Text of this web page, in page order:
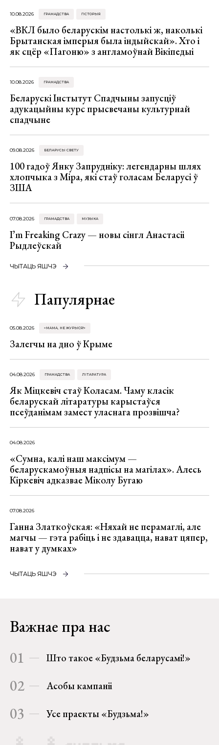
10.08.2026 ГРАМАДСТВА ГІСТОРЫЯ
«ВКЛ было беларускім настолькі ж, наколькі
Брытанская імперыя была індыйскай». Хто і
як сцёр «Пагоню» з англамоўнай Вікіпедыі
10.08.2026 ГРАМАДСТВА
Беларускі Інстытут Спадчыны запусціў
адукацыйны курс прысвечаны культурнай
спадчыне
09.08.2026 БЕЛАРУСЫ СВЕТУ
100 гадоў Янку Запрудніку: легендарны шлях
хлопчыка з Міра, які стаў голасам Беларусі ў
ЗША
07.08.2026 ГРАМАДСТВА МУЗЫКА
I’m Freaking Crazy — новы сінгл Анастасіі
Рыдлеўскай
ЧЫТАЦЬ ЯШЧЭ
Папулярнае
05.08.2026 «МАМА, НЕ ЖУРЫСЯ!»
Залегчы на дно ў Крыме
04.08.2026 ГРАМАДСТВА ЛІТАРАТУРА
Як Міцкевіч стаў Коласам. Чаму класік
беларускай літаратуры карыстаўся
псеўданімам замест уласнага прозвішча?
04.08.2026
«Сумна, калі наш максімум —
беларускамоўныя надпісы на магілах». Алесь
Кіркевіч адказвае Міколу Бугаю
07.08.2026
Ганна Златкоўская: «Няхай не перамаглі, але
магчы — гэта рабіць і не здавацца, нават цяпер,
нават у думках»
ЧЫТАЦЬ ЯШЧЭ
Важнае пра нас
01 Што такое «Будзьма беларусамі!»
02 Асобы кампаніі
03 Усе праекты «Будзьма!»